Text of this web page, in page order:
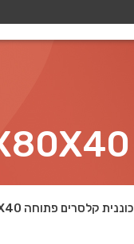
כוננית קלסרים פתוחה 125X80X40 ס”מ